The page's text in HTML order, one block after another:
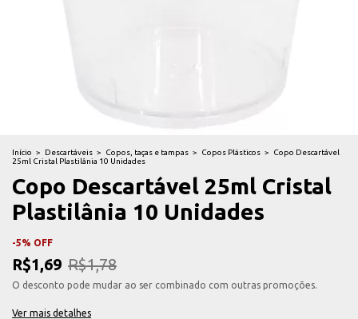
Início > Descartáveis > Copos, taças e tampas > Copos Plásticos >
Copo Descartável
25ml Cristal Plastilânia 10 Unidades
Copo Descartável 25ml Cristal
Plastilânia 10 Unidades
-5% OFF
R$1,69 R$1,78
O desconto pode mudar ao ser combinado com outras promoções.
Ver mais detalhes